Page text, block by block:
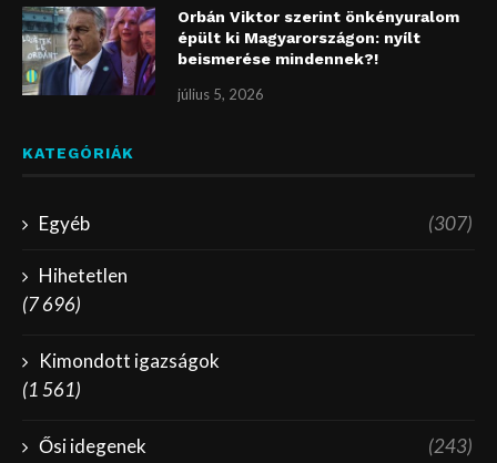
Orbán Viktor szerint önkényuralom
épült ki Magyarországon: nyílt
beismerése mindennek?!
július 5, 2026
KATEGÓRIÁK
Egyéb (307)
Hihetetlen
(7 696)
Kimondott igazságok
(1 561)
Ősi idegenek (243)